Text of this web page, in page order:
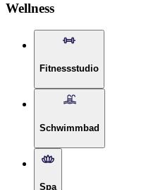
Wellness
Fitnessstudio
Schwimmbad
Spa